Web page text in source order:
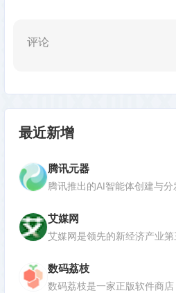
评论
最近新增
腾讯元器
艾媒网
数码荔枝